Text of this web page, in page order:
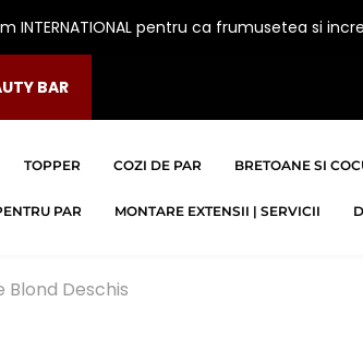
INTERNATIONAL pentru ca frumusetea si
BAR
TOPPER COZI DE PAR BRETOANE SI
PAR MONTARE EXTENSII | SERVICII
Blond Deschis